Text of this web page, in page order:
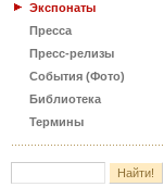
Экспонаты
Пресса
Пресс-релизы
События (Фото)
Библиотека
Термины